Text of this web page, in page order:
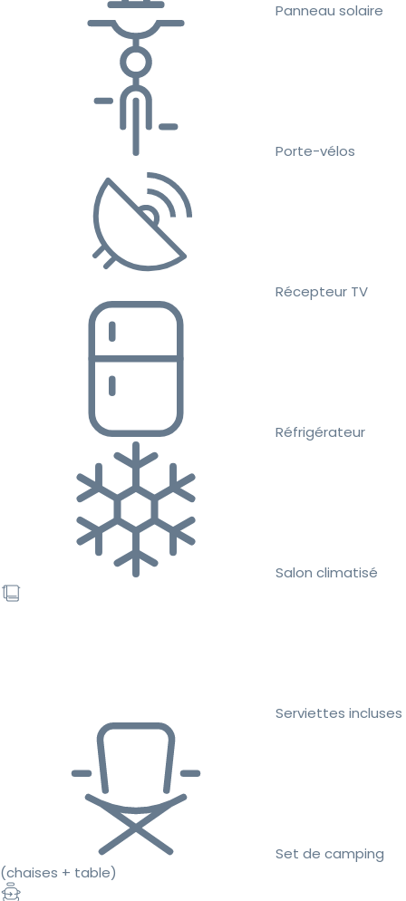
Panneau solaire
Porte-vélos
Récepteur TV
Réfrigérateur
Salon climatisé
Serviettes incluses
Set de camping
(chaises + table)